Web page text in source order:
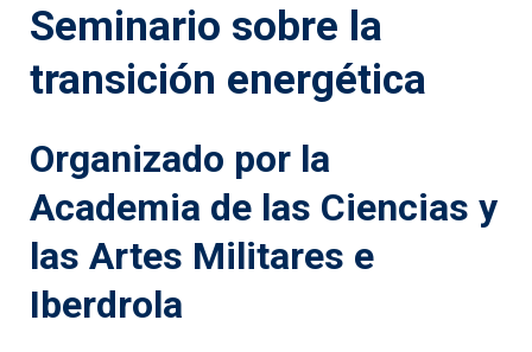
Seminario sobre la
transición energética
Organizado por la
Academia de las Ciencias y
las Artes Militares e
Iberdrola